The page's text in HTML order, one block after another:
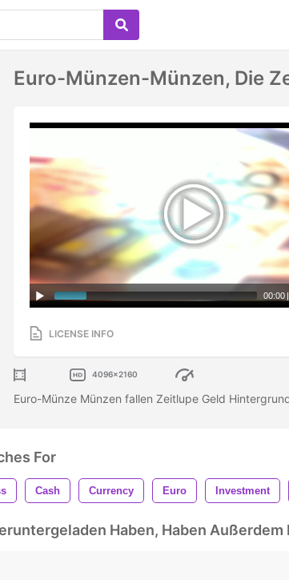
Euro-Münzen-Münzen, Die
00:00 |
LICENSE INFO
4096x2160
Euro-Münze Münzen fallen Zeitlupe Geld
For
Cash Currency Euro Investment
Haben, Haben